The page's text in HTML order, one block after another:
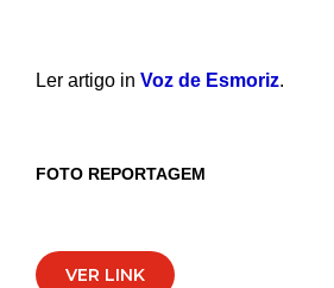
Ler artigo in Voz de Esmoriz.
FOTO REPORTAGEM
VER LINK